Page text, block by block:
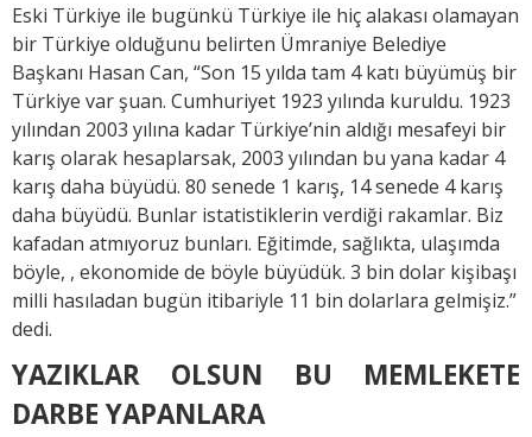
Eski Türkiye ile bugünkü Türkiye ile hiç alakası olamayan
bir Türkiye olduğunu belirten Ümraniye Belediye
Başkanı Hasan Can, “Son 15 yılda tam 4 katı büyümüş bir
Türkiye var şuan. Cumhuriyet 1923 yılında kuruldu. 1923
yılından 2003 yılına kadar Türkiye’nin aldığı mesafeyi bir
karış olarak hesaplarsak, 2003 yılından bu yana kadar 4
karış daha büyüdü. 80 senede 1 karış, 14 senede 4 karış
daha büyüdü. Bunlar istatistiklerin verdiği rakamlar. Biz
kafadan atmıyoruz bunları. Eğitimde, sağlıkta, ulaşımda
böyle, , ekonomide de böyle büyüdük. 3 bin dolar kişibaşı
milli hasıladan bugün itibariyle 11 bin dolarlara gelmişiz.”
dedi.
YAZIKLAR OLSUN BU MEMLEKETE
DARBE YAPANLARA